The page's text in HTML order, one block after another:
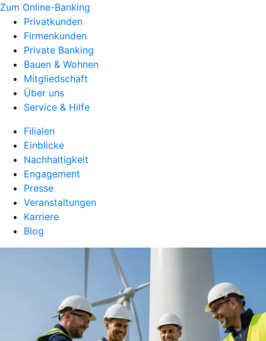
Zum Online-Banking
Privatkunden
Firmenkunden
Private Banking
Bauen & Wohnen
Mitgliedschaft
Über uns
Service & Hilfe
Filialen
Einblicke
Nachhaltigkeit
Engagement
Presse
Veranstaltungen
Karriere
Blog